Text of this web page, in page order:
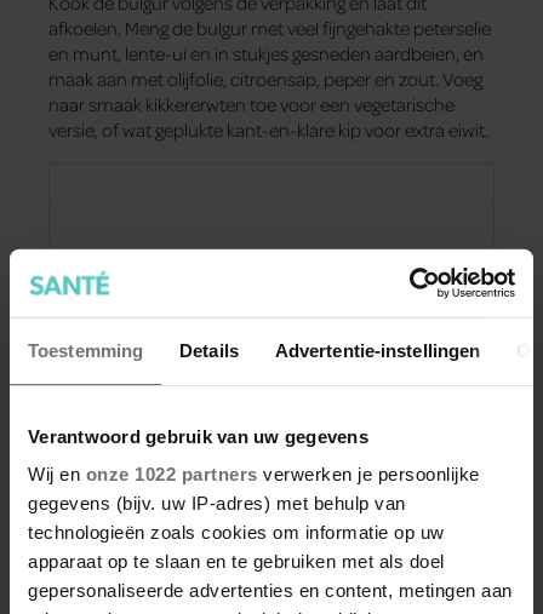
Toestemming Details Advertentie-instellingen
Verantwoord gebruik van uw gegevens
Wij en onze 1022 partners verwerken je persoonlijke
gegevens (bijv. uw IP-adres) met behulp van
technologieën zoals cookies om informatie op uw
apparaat op te slaan en te gebruiken met als doel
gepersonaliseerde advertenties en content, metingen aan
afkoelen. Meng de bulgur met veel fijngehakte peterselie
en munt, lente-ui en in stukjes gesneden aardbeien, en
maak aan met olijfolie, citroensap, peper en zout. Voeg
naar smaak kikkererwten toe voor een vegetarische
versie, of wat geplukte kant-en-klare kip voor extra eiwit.